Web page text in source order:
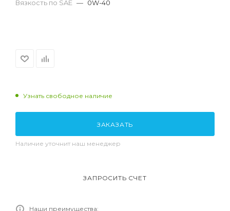
Вязкость по SAE — 0W-40
Узнать свободное наличие
ЗАКАЗАТЬ
Наличие уточнит наш менеджер
ЗАПРОСИТЬ СЧЕТ
Наши преимущества: